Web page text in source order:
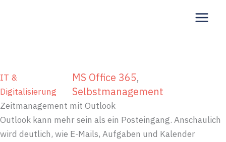
IT &
Digitalisierung
MS Office 365
Selbstmanagement
Zeitmanagement mit Outlook
Outlook kann mehr sein als ein Posteingang. Anschaulich
wird deutlich, wie E-Mails, Aufgaben und Kalender